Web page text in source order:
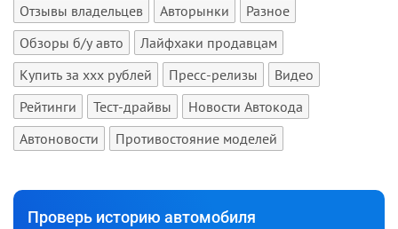
Отзывы владельцев
Авторынки
Разное
Обзоры б/у авто
Лайфхаки продавцам
Купить за xxx рублей
Пресс-релизы
Видео
Рейтинги
Тест-драйвы
Новости Автокода
Автоновости
Противостояние моделей
Проверь историю автомобиля